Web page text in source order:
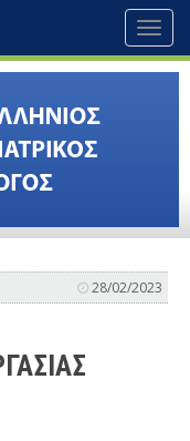
28/02/2023